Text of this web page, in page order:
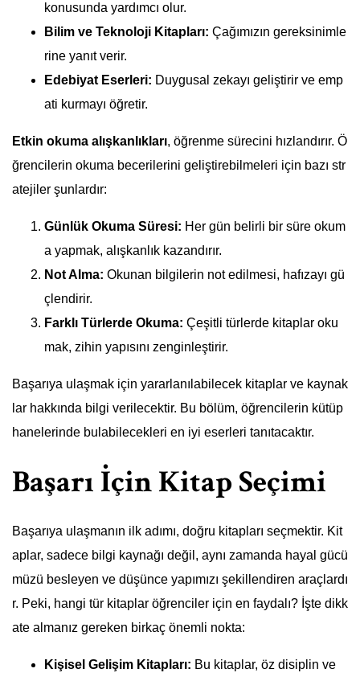
konusunda yardımcı olur.
Bilim ve Teknoloji Kitapları: Çağımızın gereksinimle
rine yanıt verir.
Edebiyat Eserleri: Duygusal zekayı geliştirir ve emp
ati kurmayı öğretir.
Etkin okuma alışkanlıkları, öğrenme sürecini hızlandırır. Ö
ğrencilerin okuma becerilerini geliştirebilmeleri için bazı str
atejiler şunlardır:
Günlük Okuma Süresi: Her gün belirli bir süre okum
a yapmak, alışkanlık kazandırır.
Not Alma: Okunan bilgilerin not edilmesi, hafızayı gü
çlendirir.
Farklı Türlerde Okuma: Çeşitli türlerde kitaplar oku
mak, zihin yapısını zenginleştirir.
Başarıya ulaşmak için yararlanılabilecek kitaplar ve kaynak
lar hakkında bilgi verilecektir. Bu bölüm, öğrencilerin kütüp
hanelerinde bulabilecekleri en iyi eserleri tanıtacaktır.
Başarı İçin Kitap Seçimi
Başarıya ulaşmanın ilk adımı, doğru kitapları seçmektir. Kit
aplar, sadece bilgi kaynağı değil, aynı zamanda hayal gücü
müzü besleyen ve düşünce yapımızı şekillendiren araçlardı
r. Peki, hangi tür kitaplar öğrenciler için en faydalı? İşte dikk
ate almanız gereken birkaç önemli nokta:
Kişisel Gelişim Kitapları: Bu kitaplar, öz disiplin ve